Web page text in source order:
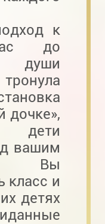
к
до
дочке»,
вашим
Вы
класс и
детях